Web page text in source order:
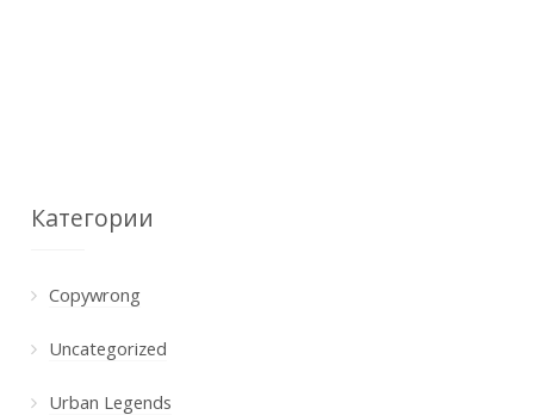
Категории
Copywrong
Uncategorized
Urban Legends